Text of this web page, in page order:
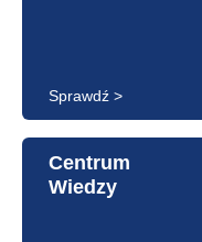
Sprawdź >
Centrum
Wiedzy